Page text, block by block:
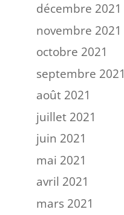
décembre 2021
novembre 2021
octobre 2021
septembre 2021
août 2021
juillet 2021
juin 2021
mai 2021
avril 2021
mars 2021